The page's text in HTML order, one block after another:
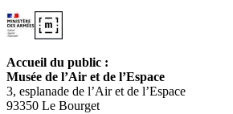
Accueil du public :
Musée de l’Air et de l’Espace
3, esplanade de l’Air et de l’Espace
93350 Le Bourget